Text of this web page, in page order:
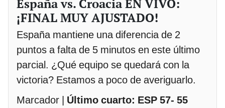
España vs. Croacia EN VIVO:
¡FINAL MUY AJUSTADO!
España mantiene una diferencia de 2
puntos a falta de 5 minutos en este último
parcial. ¿Qué equipo se quedará con la
victoria? Estamos a poco de averiguarlo.
Marcador | Último cuarto: ESP 57- 55